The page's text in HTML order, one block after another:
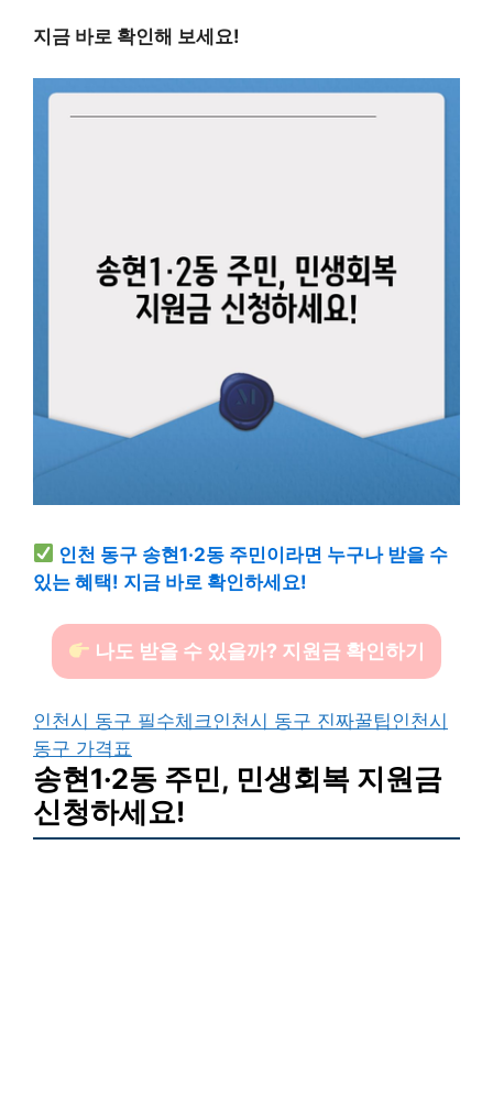
지금 바로 확인해 보세요!
인천 동구 송현1·2동 주민이라면 누구나 받을 수
있는 혜택! 지금 바로 확인하세요!
나도 받을 수 있을까? 지원금 확인하기
인천시 동구 필수체크 인천시 동구 진짜꿀팁 인천시
동구 가격표
송현1·2동 주민, 민생회복 지원금
신청하세요!